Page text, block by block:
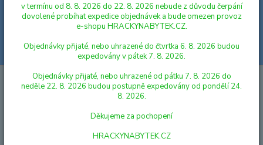
Menu
Hledat
DEKORACE DO DĚTSKÝCH POKOJŮ Nástěnné dekorace
Nástěnné dekorace
Nejlevnější Nejdražší
v termínu od 8. 8. 2026 do 22. 8. 2026 nebude z důvodu čerpání
dovolené probíhat expedice objednávek a bude omezen provoz
e-shopu HRACKYNABYTEK.CZ.
Objednávky přijaté, nebo uhrazené do čtvrtka 6. 8. 2026 budou
expedovány v pátek 7. 8. 2026.
Objednávky přijaté, nebo uhrazené od pátku 7. 8. 2026 do
neděle 22. 8. 2026 budou postupně expedovány od pondělí 24.
8. 2026.
Děkujeme za pochopení
HRACKYNABYTEK.CZ